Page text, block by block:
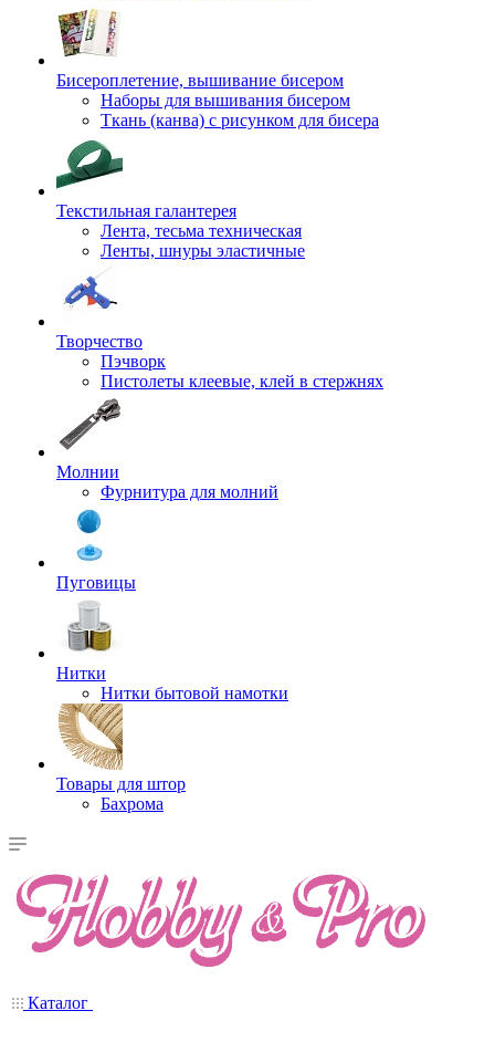
Бисероплетение, вышивание бисером
Наборы для вышивания бисером
Ткань (канва) с рисунком для бисера
Текстильная галантерея
Лента, тесьма техническая
Ленты, шнуры эластичные
Творчество
Пэчворк
Пистолеты клеевые, клей в стержнях
Молнии
Фурнитура для молний
Пуговицы
Нитки
Нитки бытовой намотки
Товары для штор
Бахрома
Каталог